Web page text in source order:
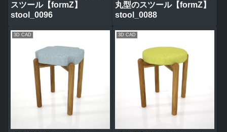
スツール【formZ】
stool_0096
丸型のスツール【formZ】
stool_0088
3D CAD 3D CAD